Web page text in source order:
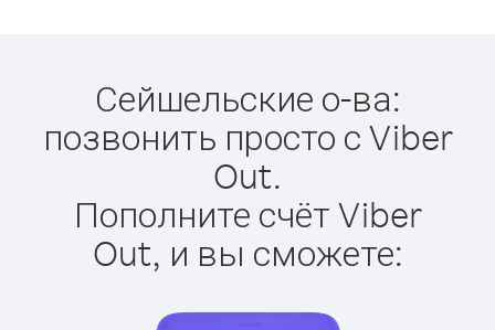
Сейшельские о-ва:
позвонить просто с Viber
Out.
Пополните счёт Viber
Out, и вы сможете: